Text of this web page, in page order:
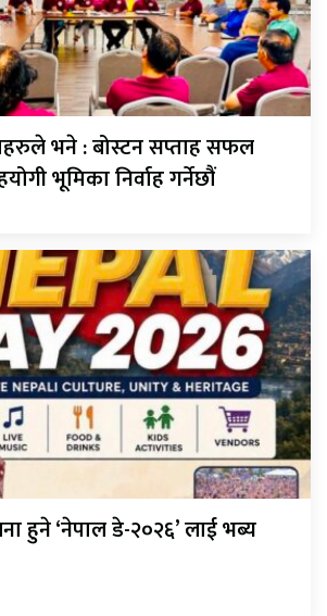
भने : बोस्टन सप्ताह सफल
भूमिका निर्वाह गर्नेछौं
हुने ‘नेपाल डे-२०२६’ लाई भब्य